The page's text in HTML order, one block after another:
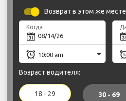
Возврат в этом же месте
Когда
Возраст водителя:
18 - 29 30 - 69